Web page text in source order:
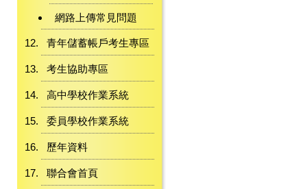
網路上傳常見問題
青年儲蓄帳戶考生專區
考生協助專區
高中學校作業系統
委員學校作業系統
歷年資料
聯合會首頁